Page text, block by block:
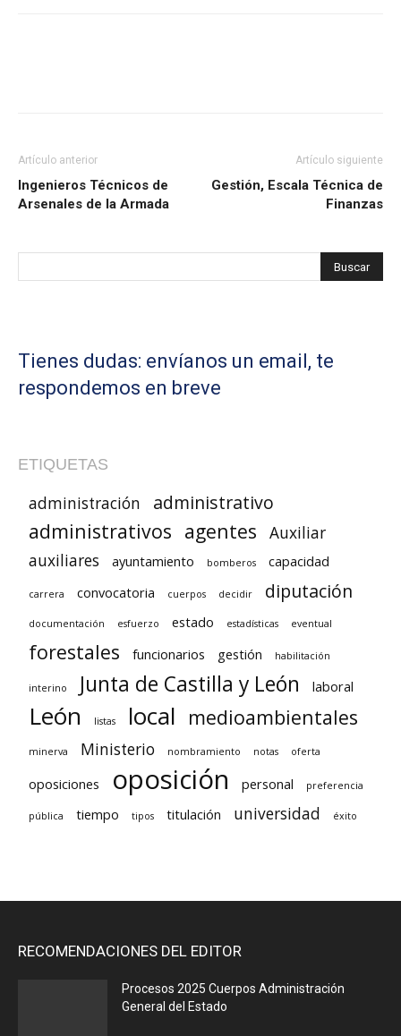
Artículo anterior
Ingenieros Técnicos de
Arsenales de la Armada
Artículo siguiente
Gestión, Escala Técnica de
Finanzas
Tienes dudas: envíanos un email, te
respondemos en breve
ETIQUETAS
administración administrativo
administrativos agentes
Auxiliar
auxiliares
ayuntamiento bomberos capacidad
carrera convocatoria cuerpos decidir diputación
documentación esfuerzo estado estadísticas eventual
forestales funcionarios gestión habilitación
interino Junta de Castilla y León laboral
León listas local medioambientales
minerva Ministerio nombramiento notas oferta
oposiciones oposición personal preferencia
pública tiempo tipos titulación universidad éxito
RECOMENDACIONES DEL EDITOR
Procesos 2025 Cuerpos Administración
General del Estado